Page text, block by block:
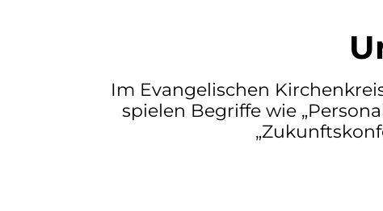
Im Evangelischen
spielen Begriffe wie